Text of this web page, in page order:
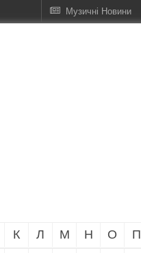
Музичні Новини
К Л М Н О П